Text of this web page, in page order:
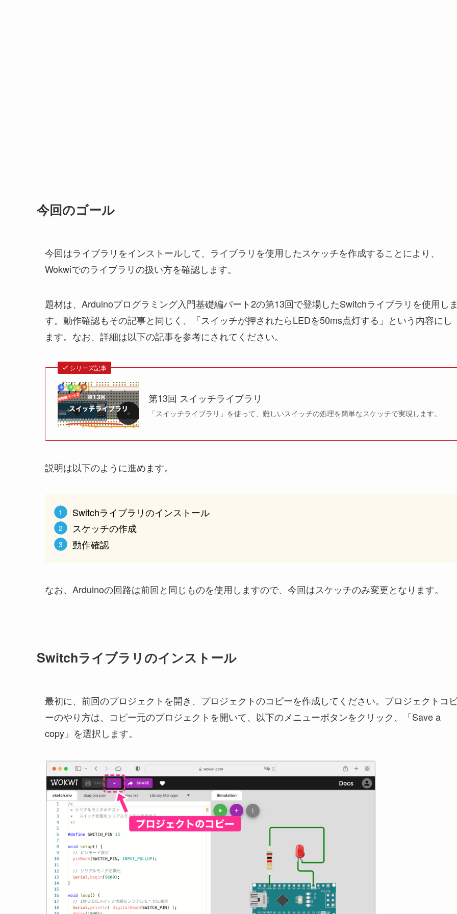
今回のゴール
今回はライブラリをインストールして、ライブラリを使用したスケッチを作成することにより、
Wokwiでのライブラリの扱い方を確認します。
題材は、Arduinoプログラミング入門基礎編パート2の第13回で登場したSwitchライブラリを使用し
す。動作確認もその記事と同じく、「スイッチが押されたらLEDを50ms点灯する」という内容にし
ます。なお、詳細は以下の記事を参考にされてください。
シリーズ記事
第13回 スイッチライブラリ
「スイッチライブラリ」を使って、難しいスイッチの処理を簡単なスケッチで実現します。
説明は以下のように進めます。
Switchライブラリのインストール
スケッチの作成
動作確認
なお、Arduinoの回路は前回と同じものを使用しますので、今回はスケッチのみ変更となります。
Switchライブラリのインストール
最初に、前回のプロジェクトを開き、プロジェクトのコピーを作成してください。プロジェクトコ
ーのやり方は、コピー元のプロジェクトを開いて、以下のメニューボタンをクリック、「Save a
copy」を選択します。